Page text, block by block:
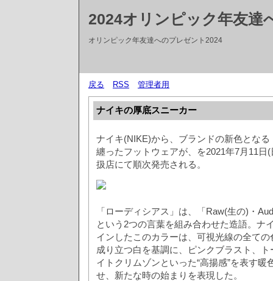
2024オリンピック年友達
オリンピック年友達へのプレゼント2024
戻る RSS 管理者用
ナイキの厚底スニーカー
ナイキ(NIKE)から、ブランドの新色とな
纏ったフットウェアが、を2021年7月11日
扱店にて順次発売される。
「ローディシアス」は、「Raw(生の)・
という2つの言葉を組み合わせた造語。ナ
インしたこのカラーは、可視光線の全て
成り立つ白を基調に、ピンクブラスト、
イトクリムゾンといった“高揚感”を表す暖
せ、新たな時の始まりを表現した。